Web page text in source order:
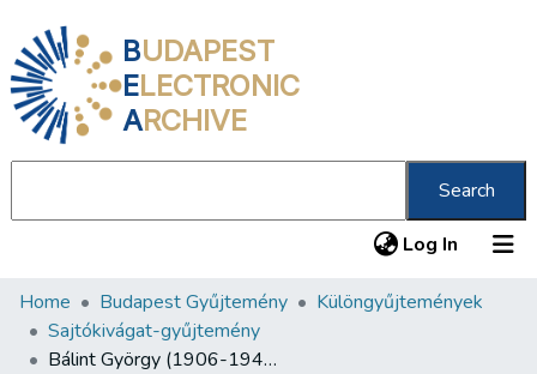
BUDAPEST
ELECTRONIC
ARCHIVE
Search
Log In (current)
Communities & Collections
All of DSpace
Home Budapest Gyűjtemény
Különgyűjtemények
Sajtókivágat-gyűjtemény
Bálint György (1906-1943) író, publicista, kritikus